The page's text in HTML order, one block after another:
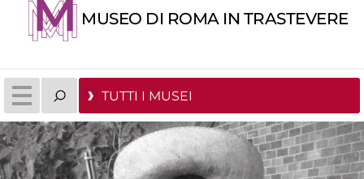
MUSEO DI ROMA IN TRASTEVERE
TUTTI I MUSEI